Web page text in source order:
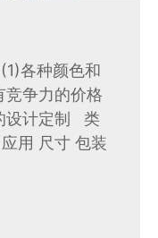
各种颜色和
争力的价格
设计定制 类
用 尺寸 包装